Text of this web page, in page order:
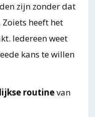
zijn zonder dat
heeft het
Iedereen weet
kans te willen
routinevan